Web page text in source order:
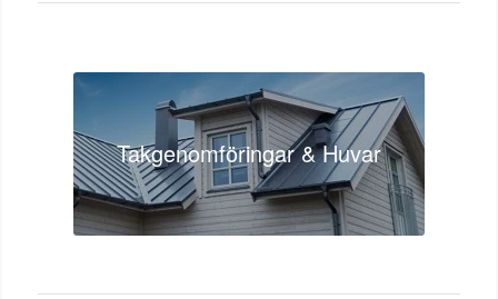
Takgenomföringar & Huvar